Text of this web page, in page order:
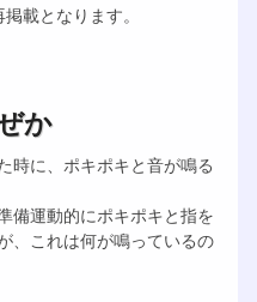
載となります。
か
時に、ポキポキと音が鳴る
備運動的にポキポキと指を
、これは何が鳴っているの